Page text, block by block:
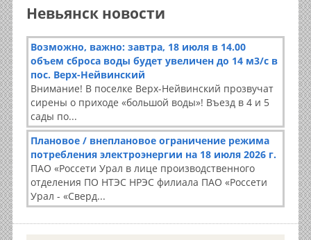
Невьянск новости
Возможно, важно: завтра, 18 июля в 14.00
объем сброса воды будет увеличен до 14 м3/с в
пос. Верх-Нейвинский
Внимание! В поселке Верх-Нейвинский прозвучат
сирены о приходе «большой воды»! Въезд в 4 и 5
сады по...
Плановое / внеплановое ограничение режима
потребления электроэнергии на 18 июля 2026 г.
ПАО «Россети Урал в лице производственного
отделения ПО НТЭС НРЭС филиала ПАО «Россети
Урал - «Сверд...